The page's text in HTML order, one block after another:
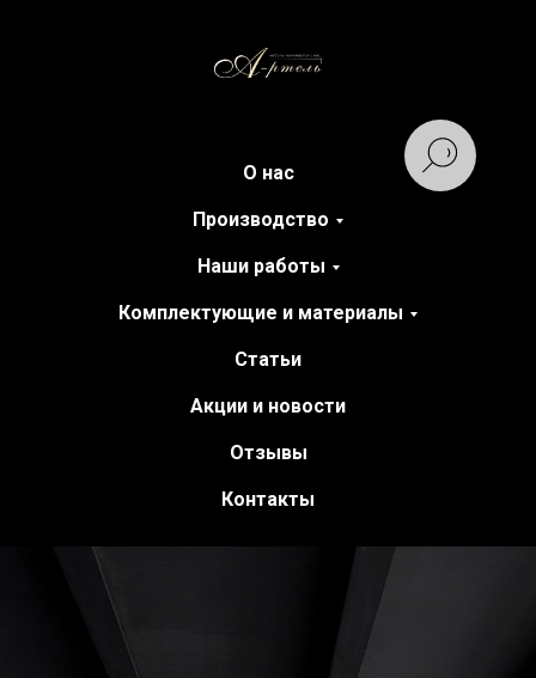
О нас
Производство
Наши работы
Комплектующие и материалы
Статьи
Акции и новости
Отзывы
Контакты